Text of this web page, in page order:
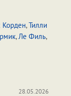
,Тилли
,Ле Филь,
28.05.2026